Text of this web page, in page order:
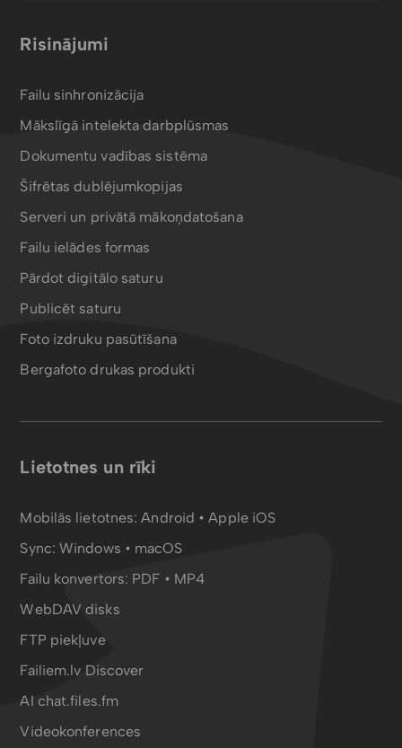
Risinājumi
Failu sinhronizācija
Mākslīgā intelekta darbplūsmas
Dokumentu vadības sistēma
Šifrētas dublējumkopijas
Serveri un privātā mākoņdatošana
Failu ielādes formas
Pārdot digitālo saturu
Publicēt saturu
Foto izdruku pasūtīšana
Bergafoto drukas produkti
Lietotnes un rīki
Mobilās lietotnes:Android •Apple iOS
Sync:Windows • macOS
Failu konvertors: PDF • MP4
WebDAV disks
FTP piekļuve
Failiem.lv Discover
AI chat.files.fm
Videokonferences